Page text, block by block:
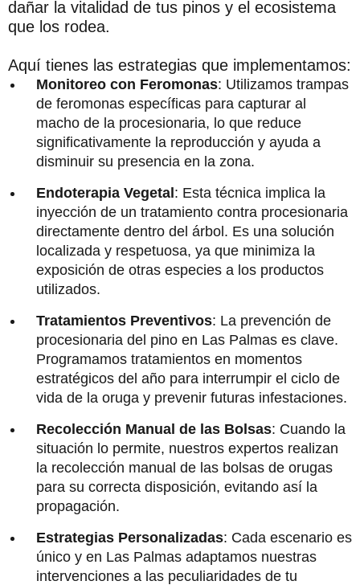
dañar la vitalidad de tus pinos y el ecosistema
que los rodea.
Aquí tienes las estrategias que implementamos:
Monitoreo con Feromonas: Utilizamos trampas
de feromonas específicas para capturar al
macho de la procesionaria, lo que reduce
significativamente la reproducción y ayuda a
disminuir su presencia en la zona.
Endoterapia Vegetal: Esta técnica implica la
inyección de un tratamiento contra procesionaria
directamente dentro del árbol. Es una solución
localizada y respetuosa, ya que minimiza la
exposición de otras especies a los productos
utilizados.
Tratamientos Preventivos: La prevención de
procesionaria del pino en Las Palmas es clave.
Programamos tratamientos en momentos
estratégicos del año para interrumpir el ciclo de
vida de la oruga y prevenir futuras infestaciones.
Recolección Manual de las Bolsas: Cuando la
situación lo permite, nuestros expertos realizan
la recolección manual de las bolsas de orugas
para su correcta disposición, evitando así la
propagación.
Estrategias Personalizadas: Cada escenario es
único y en Las Palmas adaptamos nuestras
intervenciones a las peculiaridades de tu